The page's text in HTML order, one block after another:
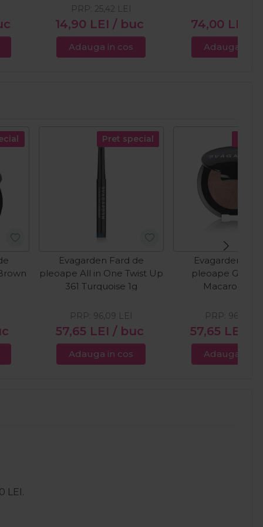
14,90 LEI / buc
PRP: 25,42 LEI
Adauga in cos
74,00 LEI
Adauga in
Pret special
Evagarden Fard de
pleoape All in One Twist Up
361 Turquoise 1g
57,65 LEI / buc
PRP: 96,09 LEI
Adauga in cos
Evagarden
pleoape
Macarone
57,65 LEI
PRP: 96,09
Adauga in
LEI.